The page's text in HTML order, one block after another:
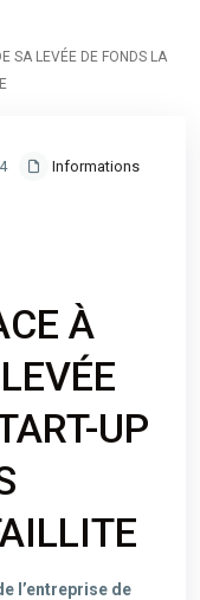
SA LEVÉE DE FONDS LA
Informations
À
UP
l’entreprise de